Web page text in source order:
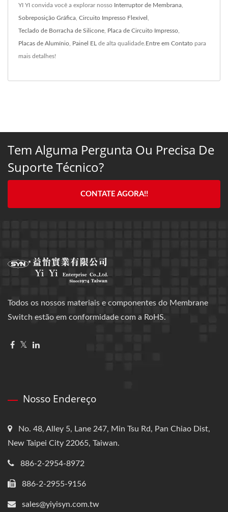
YI YI convida você a explorar nosso Interruptor de Membrana
Sobreposição Gráfica Circuito Impresso Flexível
Teclado de Borracha de Silicone Placa de Circuito Impresso
Placas de Alumínio Painel EL de alta qualidade. Entre em Contato para
mais detalhes!
Tem Alguma Pergunta Ou Precisa De
Suporte Técnico?
CONTATE AGORA!!
Todos os nossos materiais e componentes do Membrane
Switch estão em conformidade com a RoHS.
Nosso Endereço
No. 48, Alley 5, Lane 247, Min Tsu Rd, Pan Chiao Dist,
New Taipei City 22065, Taiwan.
886-2-2954-8972
886-2-2955-9156
sales@yiyisyn.com.tw